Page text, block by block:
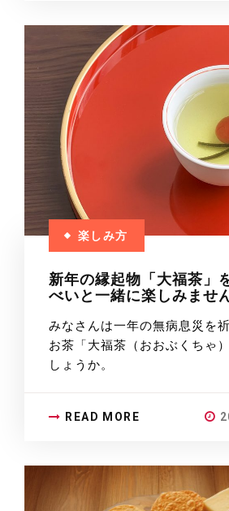
楽しみ方
新年の縁起物「大福茶」
べいと一緒に楽しみませ
みなさんは一年の無病息災を
お茶「大福茶（おおぶくちゃ
しょうか。
READ MORE